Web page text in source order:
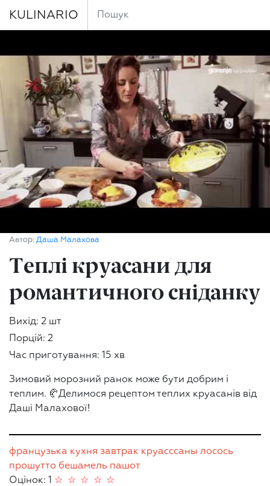
KULINARIO
Автор: Даша Малахова
Теплі круасани для
романтичного сніданку
Вихід: 2 шт
Порцій: 2
Час приготування: 15 хв
Зимовий морозний ранок може бути добрим і
теплим. 🥐Делимося рецептом теплих круасанів від
Даші Малахової!
французька кухня завтрак круасссаны лосось
прошутто бешамель пашот
Оцінок: 1
☆
☆
☆
☆
☆